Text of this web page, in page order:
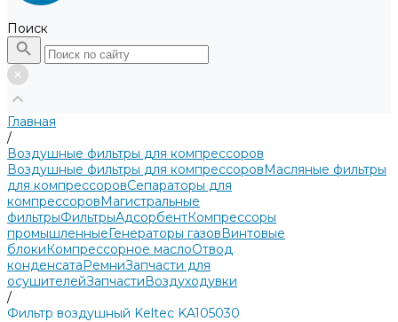
Поиск
Главная
/
Воздушные фильтры для компрессоров
Воздушные фильтры для компрессоровМасляные фильтры
для компрессоровСепараторы для
компрессоровМагистральные
фильтрыФильтрыАдсорбентКомпрессоры
промышленныеГенераторы газовВинтовые
блокиКомпрессорное маслоОтвод
конденсатаРемниЗапчасти для
осушителейЗапчастиВоздуходувки
/
Фильтр воздушный Keltec KA105030